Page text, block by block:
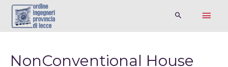
NonConventional House